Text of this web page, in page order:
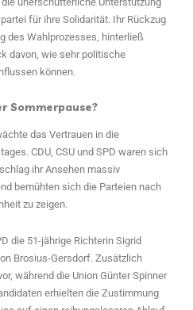
für ihre Solidarität. Ihr Rückzug
des Wahlprozesses, hinterließ
davon, wie sehr politische
können.
Sommerpause?
das Vertrauen in die
CDU, CSU und SPD waren sich
ihr Ansehen massiv
bemühten sich die Parteien nach
zu zeigen.
die 51-jährige Richterin Sigrid
Brosius-Gersdorf. Zusätzlich
während die Union Günter Spinner
erhielten die Zustimmung